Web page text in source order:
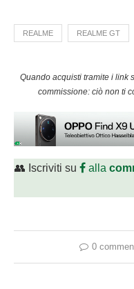
REALME REALME GT
Quando acquisti tramite i link
commissione: ciò non ti
👥 Iscriviti su alla
0